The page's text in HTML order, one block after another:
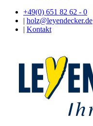
+49(0) 651 82 62 - 0
| holz@leyendecker.de
| Kontakt